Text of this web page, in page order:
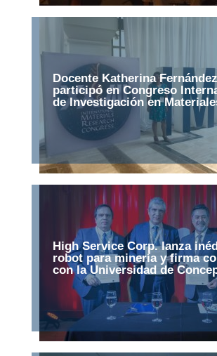
Docente Katherina Fernández
participó en Congreso
de Investigación en
High Service Corp. lanza
robot para minería y firma
con la Universidad de